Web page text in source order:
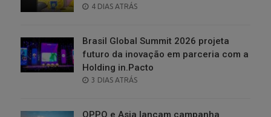
POSTED
4 DIAS ATRÁS
Brasil Global Summit 2026 projeta
futuro da inovação em parceria com a
Holding in.Pacto
POSTED
3 DIAS ATRÁS
OPPO e Asia lançam campanha